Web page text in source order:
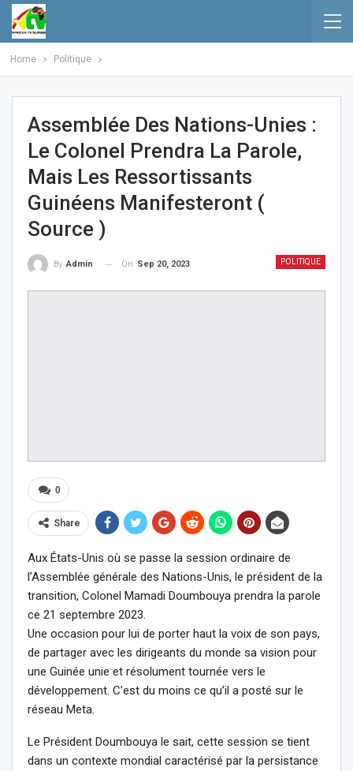
Home Politique
Assemblée Des Nations-Unies :
Le Colonel Prendra La Parole,
Mais Les Ressortissants
Guinéens Manifesteront (
Source )
POLITIQUE
By Admin On Sep 20, 2023
0
Share
Aux États-Unis où se passe la session ordinaire de
l’Assemblée générale des Nations-Unis, le président de la
transition, Colonel Mamadi Doumbouya prendra la parole
ce 21 septembre 2023.
Une occasion pour lui de porter haut la voix de son pays,
de partager avec les dirigeants du monde sa vision pour
une Guinée unie et résolument tournée vers le
développement. C’est du moins ce qu’il a posté sur le
réseau Meta.
Le Président Doumbouya le sait, cette session se tient
dans un contexte mondial caractérisé par la persistance